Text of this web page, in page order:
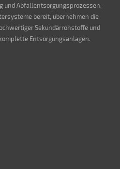
und Abfallentsorgungsprozessen,
bereit, übernehmen die
Sekundärrohstoffe und
Entsorgungsanlagen.